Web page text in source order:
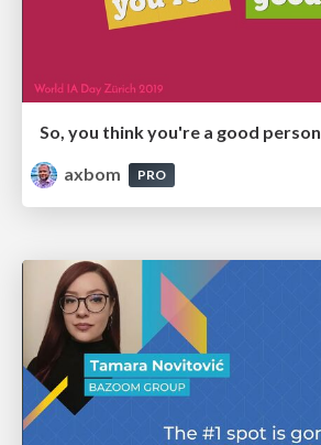
So, you think you're a good person
axbom
PRO